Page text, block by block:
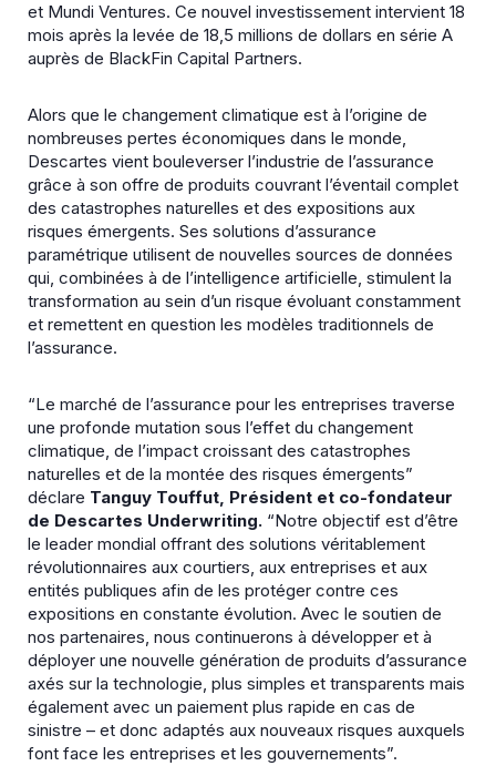
et Mundi Ventures. Ce nouvel investissement intervient 18
mois après la levée de 18,5 millions de dollars en série A
auprès de BlackFin Capital Partners.
Alors que le changement climatique est à l’origine de
nombreuses pertes économiques dans le monde,
Descartes vient bouleverser l’industrie de l’assurance
grâce à son offre de produits couvrant l’éventail complet
des catastrophes naturelles et des expositions aux
risques émergents. Ses solutions d’assurance
paramétrique utilisent de nouvelles sources de données
qui, combinées à de l’intelligence artificielle, stimulent la
transformation au sein d’un risque évoluant constamment
et remettent en question les modèles traditionnels de
l’assurance.
“Le marché de l’assurance pour les entreprises traverse
une profonde mutation sous l’effet du changement
climatique, de l’impact croissant des catastrophes
naturelles et de la montée des risques émergents”
déclare Tanguy Touffut, Président et co-fondateur
de Descartes Underwriting. “Notre objectif est d’être
le leader mondial offrant des solutions véritablement
révolutionnaires aux courtiers, aux entreprises et aux
entités publiques afin de les protéger contre ces
expositions en constante évolution. Avec le soutien de
nos partenaires, nous continuerons à développer et à
déployer une nouvelle génération de produits d’assurance
axés sur la technologie, plus simples et transparents mais
également avec un paiement plus rapide en cas de
sinistre – et donc adaptés aux nouveaux risques auxquels
font face les entreprises et les gouvernements”.